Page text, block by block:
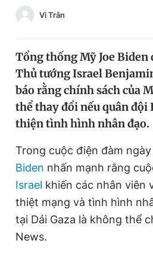
Chào ngày mới
Tin thị trường
Video
Sản phẩm khác
Tiện ích
Thông tin tòa soạn
Vi Trân
Tổng thống Mỹ Joe Biden
Thủ tướng Israel
báo rằng chính sách của
thể thay đổi nếu quân đội
thiện tình hình nhân đạo.
Trong cuộc điện đàm ngày
Biden nhấn mạnh rằng
Israel khiến các nhân viên
thiệt mạng và tình hình
tại Dải Gaza là không thể
News.